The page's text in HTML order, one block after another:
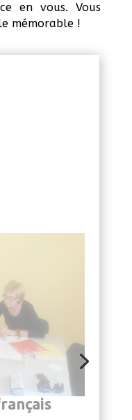
en vous. Vous
mémorable !
adultes